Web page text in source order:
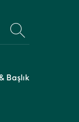
Başlık